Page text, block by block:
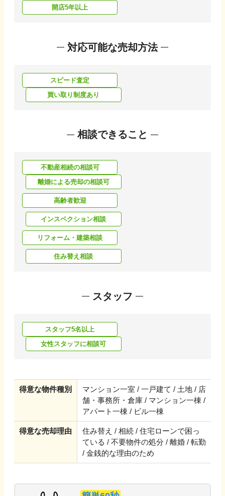
開店5年以上
対応可能な売却方法
スピード査定
買い取り制度あり
相談できること
不動産相続の相談可
離婚による売却の相談可
高齢者歓迎
インスペクション相談
リフォーム・建築相談
住み替え相談
スタッフ
スタッフ5名以上
女性スタッフに相談可
得意な物件種別
マンション一室 / 一戸建て / 土地 / 店
舗・事務所・倉庫 / マンション一棟 /
アパート一棟 / ビル一棟
得意な売却理由
住み替え / 相続 / 住宅ローンで困っ
ている / 不要物件の処分 / 離婚 / 転勤
/ 金銭的な理由のため